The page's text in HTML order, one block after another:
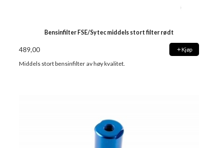
Bensinfilter FSE/Sytec middels stort filter rødt
489,00 Kjøp
Middels stort bensinfilter av høy kvalitet.